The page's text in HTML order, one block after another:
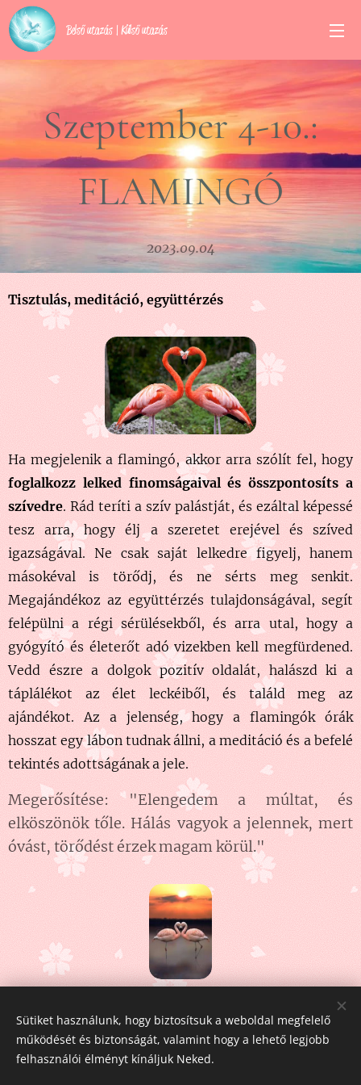
Belső utazás | Külső utazás
Szeptember 4-10.:
FLAMINGÓ
2023.09.04
Tisztulás, meditáció, együttérzés
Ha megjelenik a flamingó, akkor arra szólít fel, hogy
foglalkozz lelked finomságaival és összpontosíts a
szívedre. Rád teríti a szív palástját, és ezáltal képessé
tesz arra, hogy élj a szeretet erejével és szíved
igazságával. Ne csak saját lelkedre figyelj, hanem
másokéval is törődj, és ne sérts meg senkit.
Megajándékoz az együttérzés tulajdonságával, segít
felépülni a régi sérülésekből, és arra utal, hogy a
gyógyító és életerőt adó vizekben kell megfürdened.
Vedd észre a dolgok pozitív oldalát, halászd ki a
táplálékot az élet leckéiből, és találd meg az
ajándékot. Az a jelenség, hogy a flamingók órák
hosszat egy lábon tudnak állni, a meditáció és a befelé
tekintés adottságának a jele.
Megerősítése: "Elengedem a múltat, és
elköszönök tőle. Hálás vagyok a jelennek, mert
óvást, törődést érzek magam körül."
Share
Sütiket használunk, hogy biztosítsuk a weboldal megfelelő
működését és biztonságát, valamint hogy a lehető legjobb
felhasználói élményt kínáljuk Neked.